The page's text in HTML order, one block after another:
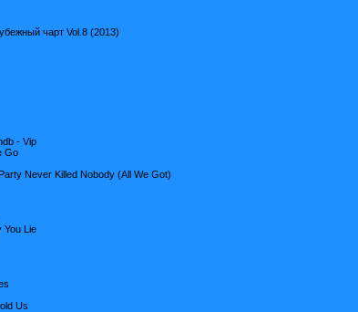
чарт Vol.8 (2013)
- Vip
Go
Never Killed Nobody (All We Got)
You Lie
Us